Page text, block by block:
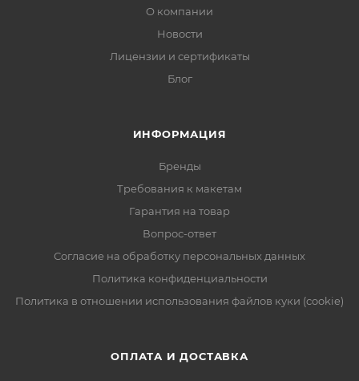
О компании
Новости
Лицензии и сертификаты
Блог
ИНФОРМАЦИЯ
Бренды
Требования к макетам
Гарантия на товар
Вопрос-ответ
Согласие на обработку персональных данных
Политика конфиденциальности
Политика в отношении использования файлов куки (cookie)
ОПЛАТА И ДОСТАВКА